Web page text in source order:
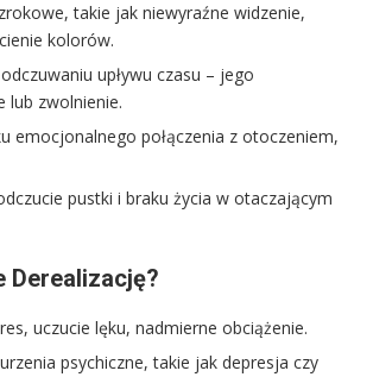
takie jak niewyraźne widzenie,
kolorów.
upływu czasu – jego
lub zwolnienie.
emocjonalnego połączenia z otoczeniem,
pustki i braku życia w otaczającym
Derealizację?
uczucie lęku, nadmierne obciążenie.
psychiczne, takie jak depresja czy